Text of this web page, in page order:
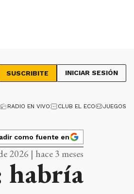
SUSCRIBITE INICIAR SESIÓN
RADIO EN VIVO CLUB EL ECO JUEGOS
como fuente en
2026 | hace 3 meses
habría